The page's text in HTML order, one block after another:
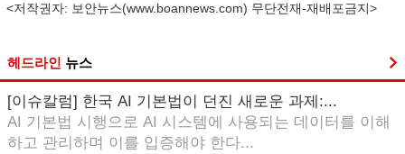
<저작권자: 보안뉴스(www.boannews.com) 무단전재-재배포금지>
헤드라인 뉴스
[이슈칼럼] 한국 AI 기본법이 던진 새로운 과제:...
AI 기본법 시행으로 AI 시스템에 사용되는 데이터를 이해
하고 관리하며 이를 입증해야 한다...